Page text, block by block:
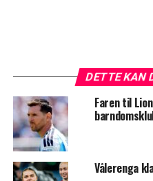
DETTE KAN
Faren til
Vålerenga